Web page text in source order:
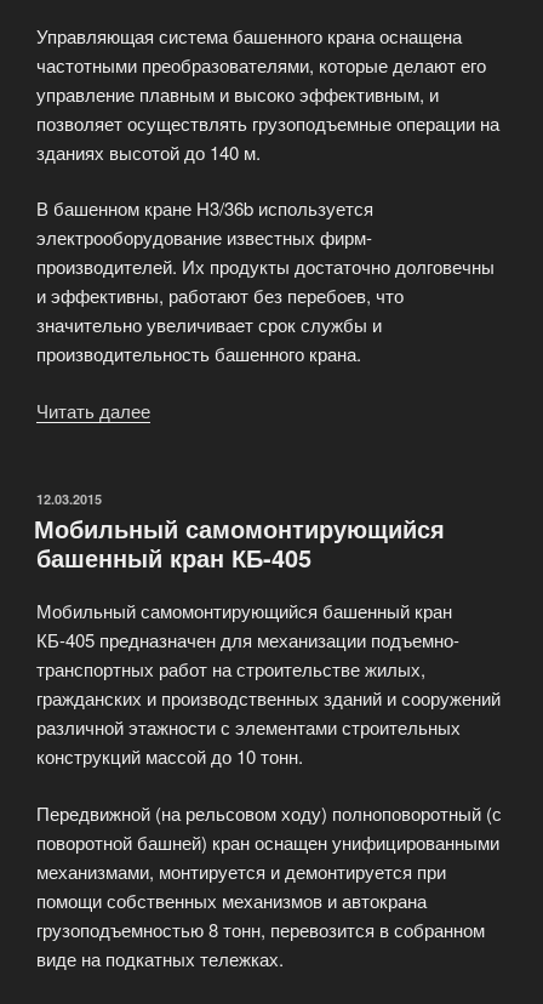
Управляющая система башенного крана оснащена
частотными преобразователями, которые делают его
управление плавным и высоко эффективным, и
позволяет осуществлять грузоподъемные операции на
зданиях высотой до 140 м.
В башенном кране H3/36b используется
электрооборудование известных фирм-
производителей. Их продукты достаточно долговечны
и эффективны, работают без перебоев, что
значительно увеличивает срок службы и
производительность башенного крана.
Читать далее
ОПУБЛИКОВАНО
12.03.2015
Мобильный самомонтирующийся
башенный кран КБ-405
Мобильный самомонтирующийся башенный кран
КБ-405 предназначен для механизации подъемно-
транспортных работ на строительстве жилых,
гражданских и производственных зданий и сооружений
различной этажности с элементами строительных
конструкций массой до 10 тонн.
Передвижной (на рельсовом ходу) полноповоротный (с
поворотной башней) кран оснащен унифицированными
механизмами, монтируется и демонтируется при
помощи собственных механизмов и автокрана
грузоподъемностью 8 тонн, перевозится в собранном
виде на подкатных тележках.